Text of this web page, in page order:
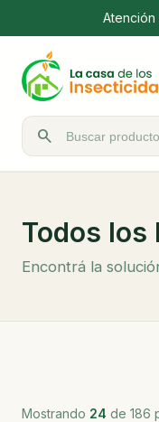
una empresa de
Buscar productos
search
Todos los
Encontrá la
Mostrando 24 de 186